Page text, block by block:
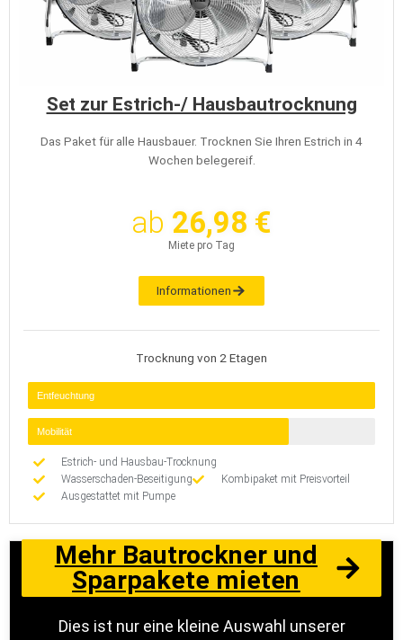
Set zur Estrich-/ Hausbautrocknung
Das Paket für alle Hausbauer. Trocknen Sie Ihren Estrich in 4
Wochen belegereif.
ab 26,98 €
Miete pro Tag
Informationen
Trocknung von 2 Etagen
Entfeuchtung
Mobilität
Estrich- und Hausbau-Trocknung
Wasserschaden-Beseitigung
Kombipaket mit Preisvorteil
Ausgestattet mit Pumpe
Mehr Bautrockner und
Sparpakete mieten
Dies ist nur eine kleine Auswahl unserer